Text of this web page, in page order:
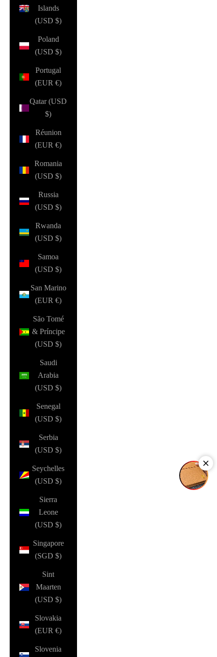
Islands
(USD $)
Poland
(USD $)
Portugal
(EUR €)
Qatar (USD
$)
Réunion
(EUR €)
Romania
(USD $)
Russia
(USD $)
Rwanda
(USD $)
Samoa
(USD $)
San Marino
(EUR €)
São Tomé
& Príncipe
(USD $)
Saudi
Arabia
(USD $)
Senegal
(USD $)
Serbia
(USD $)
Seychelles
(USD $)
Sierra
Leone
(USD $)
Singapore
(SGD $)
Sint
Maarten
(USD $)
Slovakia
(EUR €)
Slovenia